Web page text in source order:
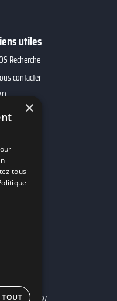
utiles
Recherche
contacter
×
tous
TOUT